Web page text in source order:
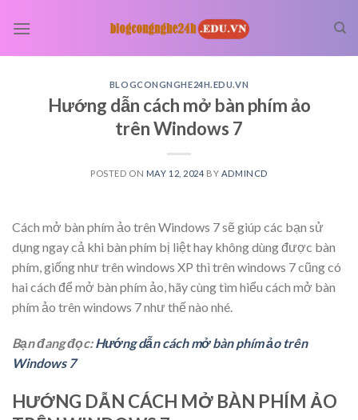
BLOGCONGNGHE24H.EDU.VN
Hướng dẫn cách mở bàn phím ảo
trên Windows 7
POSTED ON MAY 12, 2024 BY ADMINCD
Cách mở bàn phím ảo trên Windows 7 sẽ giúp các bạn sử
dụng ngay cả khi bàn phím bị liệt hay không dùng được bàn
phím, giống như trên windows XP thì trên windows 7 cũng có
hai cách để mở bàn phím ảo, hãy cùng tìm hiểu cách mở bàn
phím ảo trên windows 7 như thế nào nhé.
Bạn đang đọc:Hướng dẫn cách mở bàn phím ảo trên
Windows 7
HƯỚNG DẪN CÁCH MỞ BÀN PHÍM ẢO